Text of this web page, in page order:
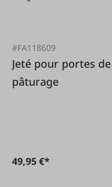
#FA118609
Jeté pour portes de
pâturage
49,95 €*